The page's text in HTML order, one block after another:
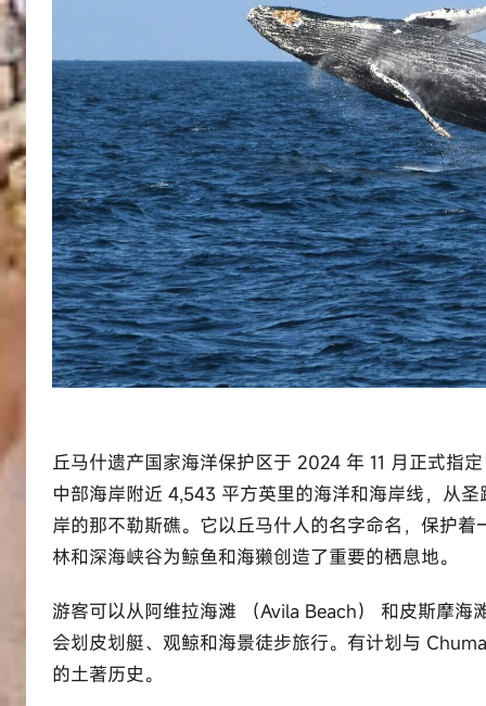
丘马什遗产国家海洋保护区于 2024 年 11 月正式指
中部海岸附近 4,543 平方英里的海洋和海岸线，从
岸的那不勒斯礁。它以丘马什人的名字命名，保护
林和深海峡谷为鲸鱼和海獭创造了重要的栖息地。
游客可以从阿维拉海滩 （Avila Beach） 和皮斯摩
会划皮划艇、观鲸和海景徒步旅行。有计划与
的土著历史。